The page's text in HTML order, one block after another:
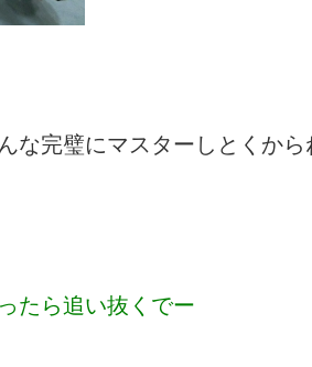
な完璧にマスターしとくから
たら追い抜くでー